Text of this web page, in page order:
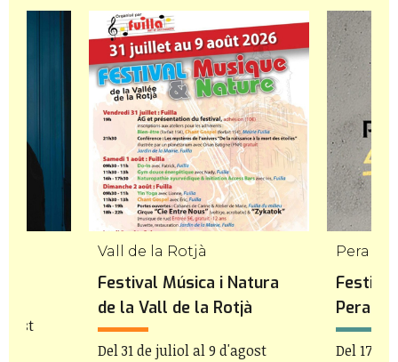
Vall de la Rotjà
Festival Música i Natura
de la Vall de la Rotjà
Del 31 de juliol al 9 d'agost Del 17